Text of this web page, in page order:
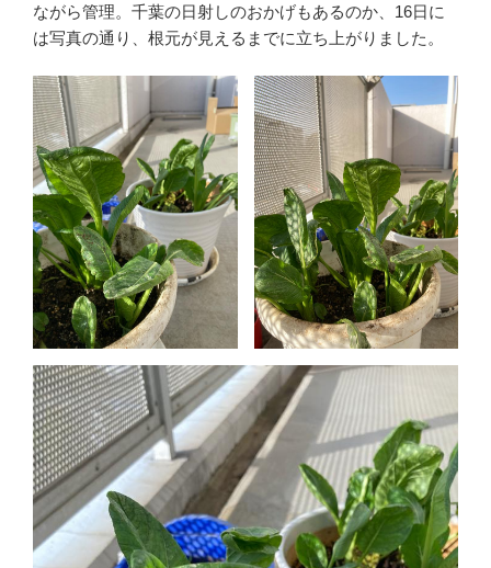
ながら管理。千葉の日射しのおかげもあるのか、16日に
は写真の通り、根元が見えるまでに立ち上がりました。